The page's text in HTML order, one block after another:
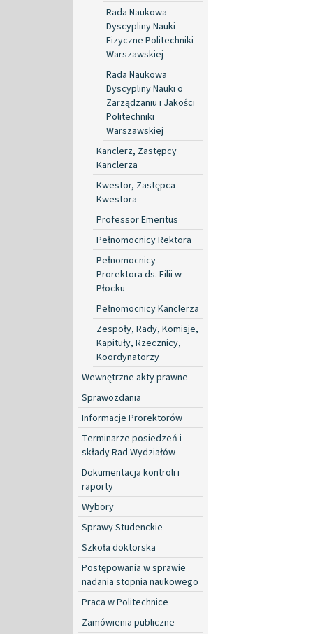
Rada Naukowa
Dyscypliny Nauki
Fizyczne Politechniki
Warszawskiej
Rada Naukowa
Dyscypliny Nauki o
Zarządzaniu i Jakości
Politechniki
Warszawskiej
Kanclerz, Zastępcy
Kanclerza
Kwestor, Zastępca
Kwestora
Professor Emeritus
Pełnomocnicy Rektora
Pełnomocnicy
Prorektora ds. Filii w
Płocku
Pełnomocnicy Kanclerza
Zespoły, Rady, Komisje,
Kapituły, Rzecznicy,
Koordynatorzy
Wewnętrzne akty prawne
Sprawozdania
Informacje Prorektorów
Terminarze posiedzeń i
składy Rad Wydziałów
Dokumentacja kontroli i
raporty
Wybory
Sprawy Studenckie
Szkoła doktorska
Postępowania w sprawie
nadania stopnia naukowego
Praca w Politechnice
Zamówienia publiczne